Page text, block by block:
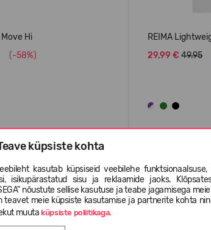
küpsiste kohta
kasutab küpsiseid veebilehe
isikupärastatud sisu ja reklaamide jaoks. Klõpsates
nõustute sellise kasutuse ja teabe jagamisega
teavet meie küpsiste kasutamise ja partnerite kohta
muutaküpsiste poliitikaga.
Hi
(-58%)
REIMA
29,99 € 49.95